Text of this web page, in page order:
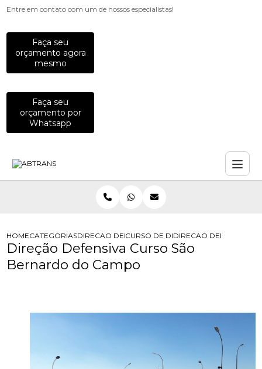
Entre em contato com um de nossos especialistas!
Faça seu
orçamento agora
mesmo
Faça seu
orçamento por
Whatsapp
HOMECATEGORIASDIRECAO DEFENSIVACURSO DE DIRECAO DEFENSIVA
DIRECAO DEFENSIVA
Direção Defensiva Curso São
Bernardo do Campo